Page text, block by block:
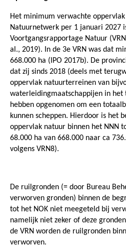
Het minimum verwachte
Natuurnetwerk per 1 januari 2027
Voortgangsrapportage Natuur
al., 2019). In de 3e VRN was dat
668.000 ha (IPO 2017b). De
dat zij sinds 2018 (deels met
oppervlak natuurterreinen van
waterleidingmaatschappijen in
hebben opgenomen om een
kunnen scheppen. Hierdoor is het
oppervlak natuur binnen het NNN
68.000 ha van 668.000 naar ca
volgens VRN8).
De ruilgronden (= door Bureau
verworven gronden) binnen de
tot het NOK niet meegeteld bij
namelijk niet zeker of deze
de VRN worden de ruilgronden
verworven.